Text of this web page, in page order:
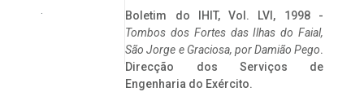
Boletim do IHIT, Vol. LVI, 1998 -
Tombos dos Fortes das Ilhas do Faial,
São Jorge e Graciosa, por Damião Pego.
Direcção dos Serviços de
Engenharia do Exército.